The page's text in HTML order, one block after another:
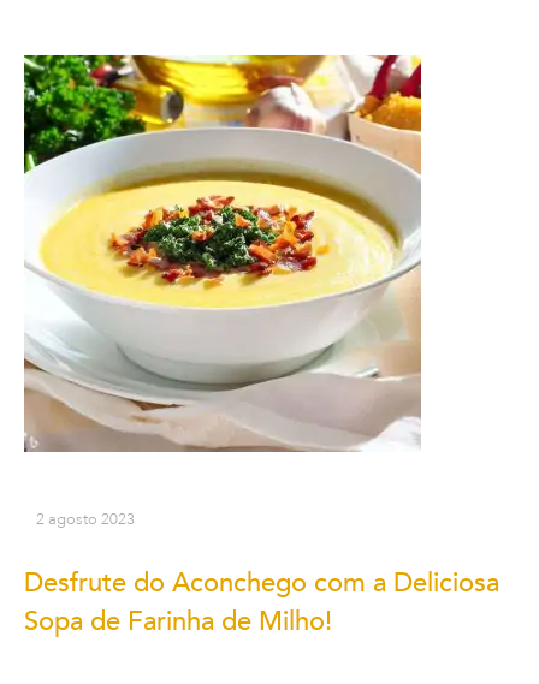
2 agosto 2023
Desfrute do Aconchego com a Deliciosa
Sopa de Farinha de Milho!